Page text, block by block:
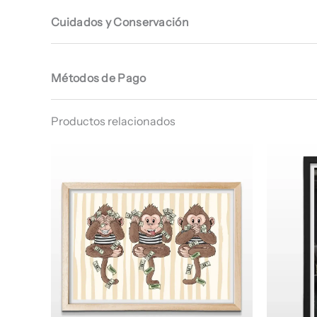
Cuidados y Conservación
Métodos de Pago
Productos relacionados
desde
$ 64.960
hasta
$ 68.960